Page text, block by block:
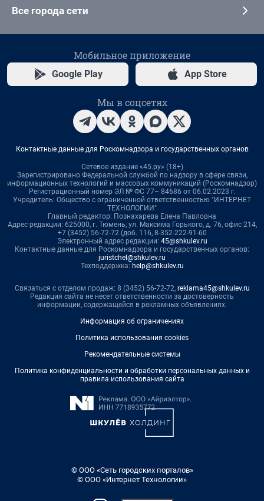
Все города сети
Мобильное приложение
Google Play App Store
Мы в соцсетях
Контактные данные для Роскомнадзора и государственных органов
Сетевое издание «45.ру» (18+)
Зарегистрировано Федеральной службой по надзору в сфере связи,
информационных технологий и массовых коммуникаций (Роскомнадзор)
Регистрационный номер ЭЛ № ФС 77– 84686 от 06.02.2023 г.
Учредитель: Общество с ограниченной ответственностью "ИНТЕРНЕТ
ТЕХНОЛОГИИ"
Главный редактор: Познахарева Елена Павловна
Адрес редакции: 625000, г. Тюмень, ул. Максима Горького, д. 76, офис 214,
+7 (3452) 56-72-72 (доб. 116, 8-352-222-91-60
Электронный адрес редакции: 45@shkulev.ru
Контактные данные для Роскомнадзора и государственных органов:
juristchel@shkulev.ru
Техподдержка: help@shkulev.ru
Связаться с отделом продаж: 8 (3452) 56-72-72, reklama45@shkulev.ru
Редакция сайта не несет ответственности за достоверность
информации, содержащейся в рекламных объявлениях.
Информация об ограничениях
Политика использования cookies
Рекомендательные системы
Политика конфиденциальности и обработки персональных данных и
правила использования сайта
© ООО «Сеть городских порталов»
© ООО «Интернет Технологии»